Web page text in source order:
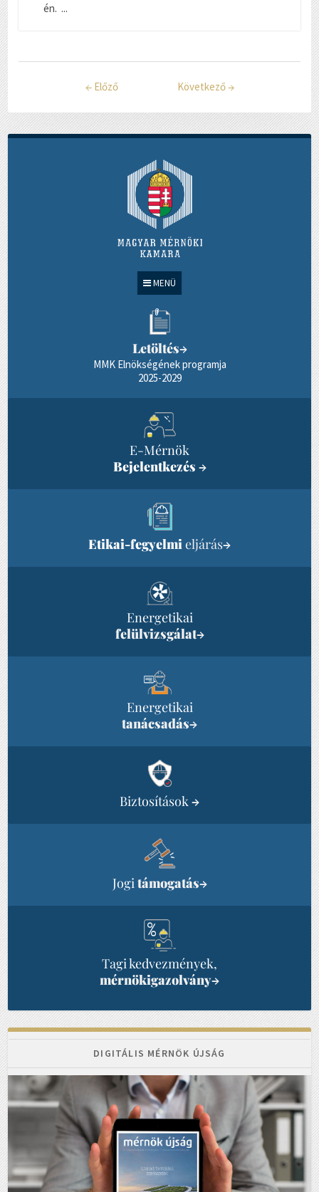
MENÜ
Letöltés→
MMK Elnökségének programja
2025-2029
E-Mérnök
Bejelentkezés →
Etikai-fegyelmieljárás→
Energetikai
felülvizsgálat→
Energetikai
tanácsadás→
Biztosítások →
Jogitámogatás→
Tagi kedvezmények,
mérnökigazolvány→
én. ...
← Előző Következő→
DIGITÁLIS MÉRNÖK ÚJSÁG